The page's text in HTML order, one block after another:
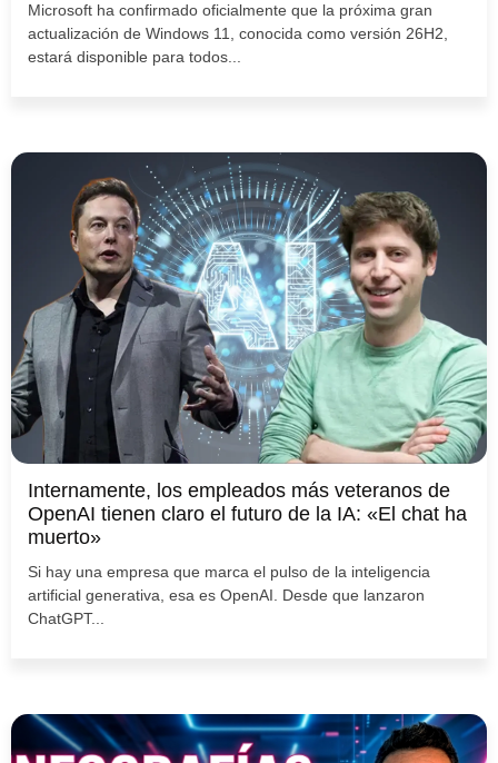
Microsoft ha confirmado oficialmente que la próxima gran
actualización de Windows 11, conocida como versión 26H2,
estará disponible para todos...
Internamente, los empleados más veteranos de
OpenAI tienen claro el futuro de la IA: «El chat ha
muerto»
Si hay una empresa que marca el pulso de la inteligencia
artificial generativa, esa es OpenAI. Desde que lanzaron
ChatGPT...